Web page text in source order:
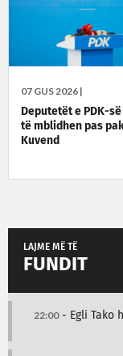
07 GUS 2026 |
Deputetët e PDK-
të mblidhen pas
Kuvend
LAJME MË TË
FUNDIT
22:00- Egli Tako